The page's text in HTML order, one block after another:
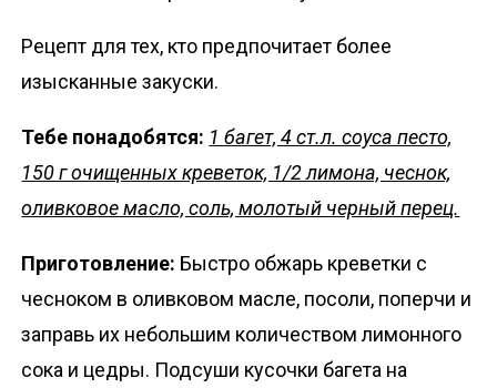
Рецепт для тех, кто предпочитает более
изысканные закуски.
Тебе понадобятся: 1 багет, 4 ст.л. соуса песто,
150 г очищенных креветок, 1/2 лимона, чеснок,
оливковое масло, соль, молотый черный перец.
Приготовление: Быстро обжарь креветки с
чесноком в оливковом масле, посоли, поперчи и
заправь их небольшим количеством лимонного
сока и цедры. Подсуши кусочки багета на